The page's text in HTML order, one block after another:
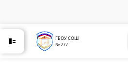
ГБОУ СОШ
№ 277
содержимому